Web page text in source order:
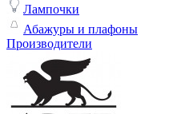
Лампочки
Абажуры и плафоны
Производители